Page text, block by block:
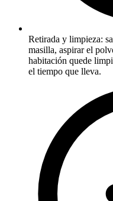
Retirada y limpieza:
masilla, aspirar el
habitación quede
el tiempo que lleva.